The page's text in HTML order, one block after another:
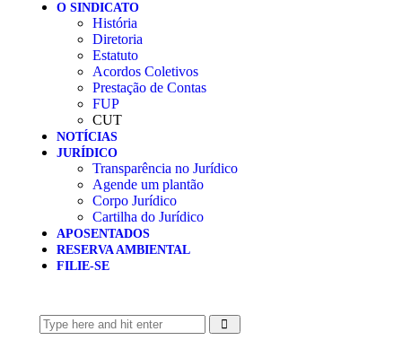
O SINDICATO
História
Diretoria
Estatuto
Acordos Coletivos
Prestação de Contas
FUP
CUT
NOTÍCIAS
JURÍDICO
Transparência no Jurídico
Agende um plantão
Corpo Jurídico
Cartilha do Jurídico
APOSENTADOS
RESERVA AMBIENTAL
FILIE-SE